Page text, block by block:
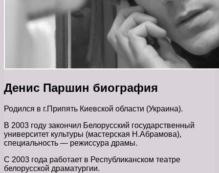
Денис Паршин биография
Родился в г.Припять Киевской области (Украина).
В 2003 году закончил Белорусский государственный
университет культуры (мастерская Н.Абрамова),
специальность — режиссура драмы.
С 2003 года работает в Республиканском театре
белорусской драматургии.